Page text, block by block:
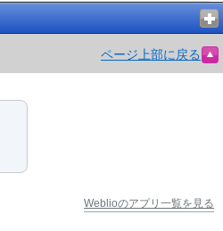
ページ上部に戻る
Weblioのアプリ一覧を見る